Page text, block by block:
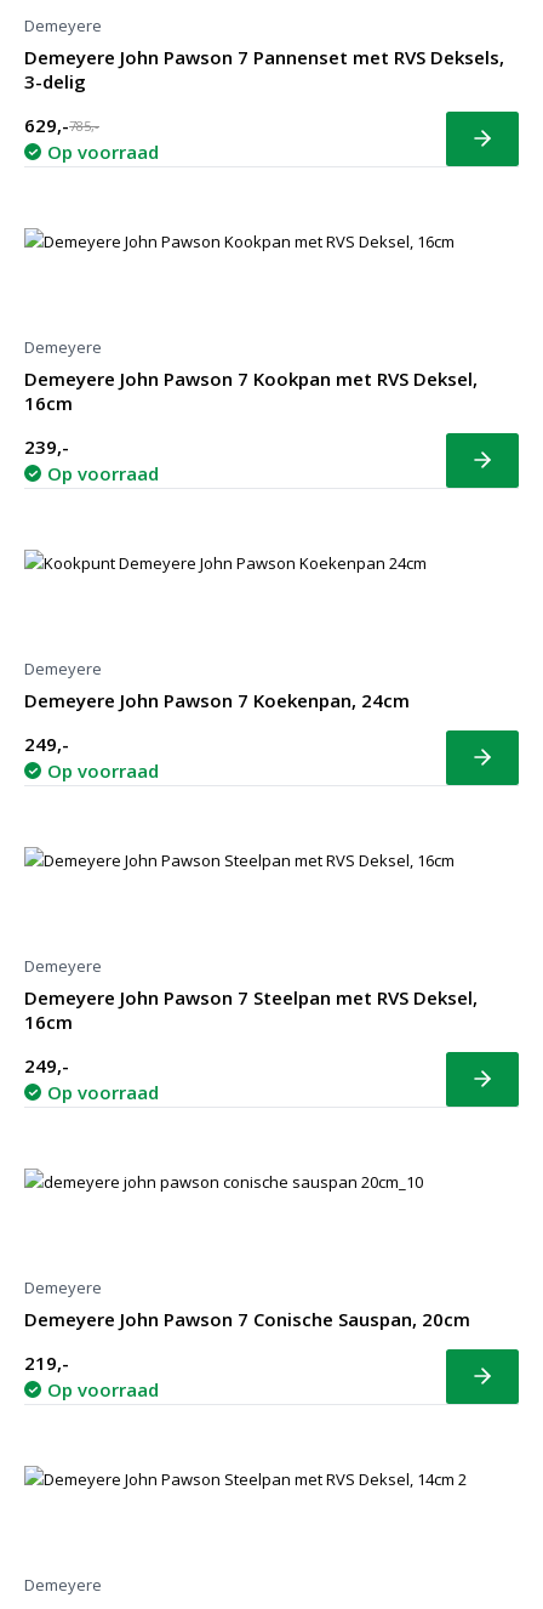
Demeyere
Demeyere John Pawson 7 Pannenset met RVS Deksels,
3-delig
629,-785,-
Op voorraad Bekijk
Demeyere
Demeyere John Pawson 7 Kookpan met RVS Deksel,
16cm
239,-
Op voorraad
Bekijk
Demeyere
Demeyere John Pawson 7 Koekenpan, 24cm
249,-
Op voorraad
Bekijk
Demeyere
Demeyere John Pawson 7 Steelpan met RVS Deksel,
16cm
249,-
Op voorraad
Bekijk
Demeyere
Demeyere John Pawson 7 Conische Sauspan, 20cm
219,-
Op voorraad
Bekijk
Demeyere